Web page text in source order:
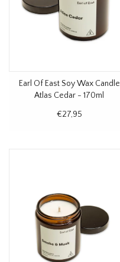
Earl Of East Soy Wax Candle
Atlas Cedar - 170ml
€27,95